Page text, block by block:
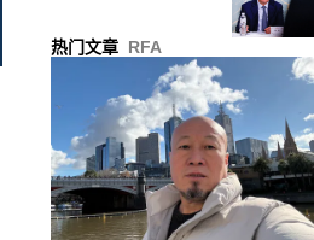
热门文章 RFA